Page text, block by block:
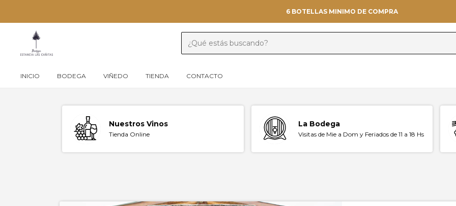
6 BOTELLAS MINIMO DE COMPRA
INICIO BODEGA VIÑEDO TIENDA CONTACTO
Nuestros Vinos
Tienda Online
La Bodega
Visitas de Mie a Dom y Feriados de 11 a 18 Hs